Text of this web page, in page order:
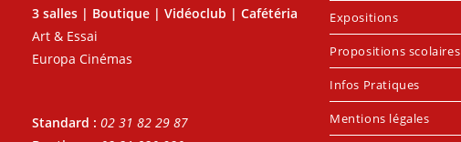
3 salles | Boutique | Vidéoclub | Cafétéria
Art & Essai
Europa Cinémas
Standard : 02 31 82 29 87
Expositions
Propositions scolaires
Infos Pratiques
Mentions légales